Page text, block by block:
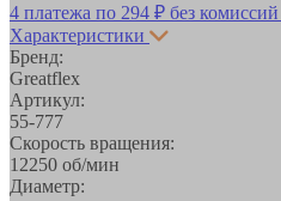
4 платежа по 294 ₽ без
Характеристики
Бренд:
Greatflex
Артикул:
55-777
Скорость вращения:
12250 об/мин
Диаметр: